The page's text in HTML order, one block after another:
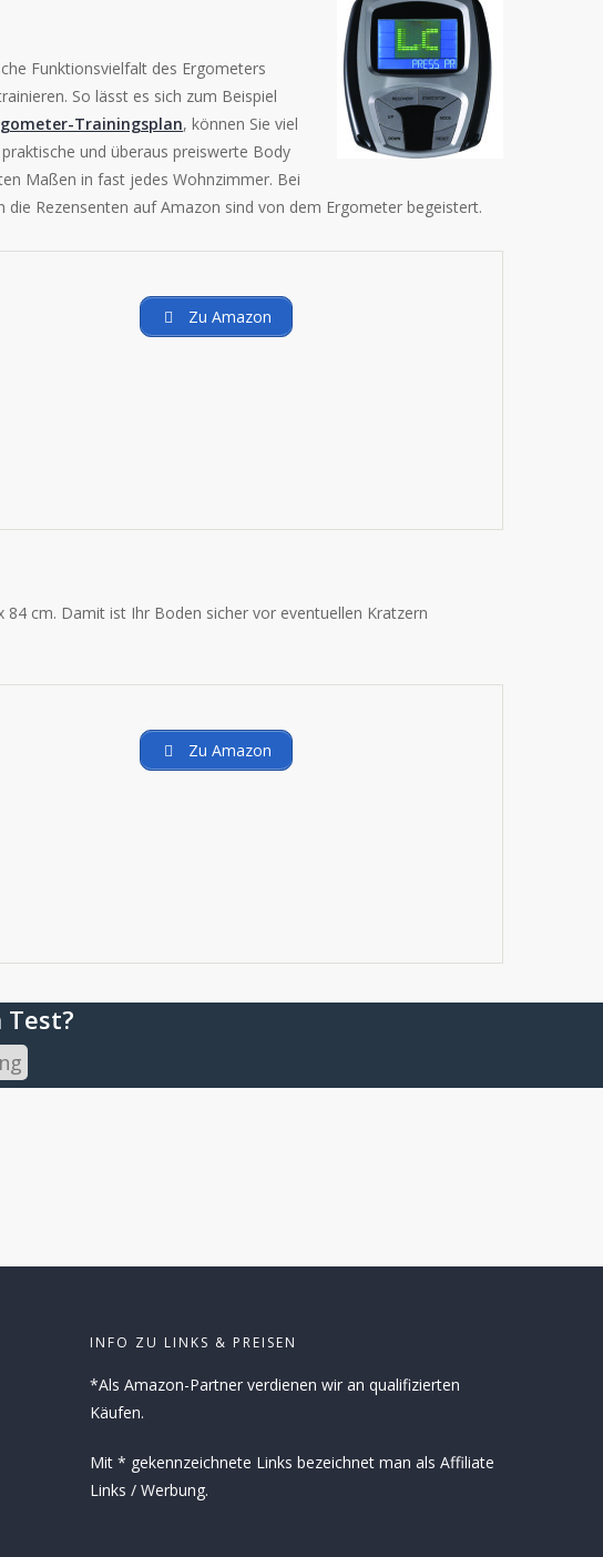
Funktionsvielfalt des Ergometers
So lässt es sich zum Beispiel
Trainingsplan, können Sie viel
und überaus preiswerte Body
Maßen in fast jedes Wohnzimmer. Bei
Rezensenten auf Amazon sind von dem Ergometer begeistert.
Zu Amazon
84 cm. Damit ist Ihr Boden sicher vor eventuellen Kratzern
Zu Amazon
INFO ZU LINKS & PREISEN
*Als Amazon-Partner verdienen wir an qualifizierten
Käufen.
Mit * gekennzeichnete Links bezeichnet man als Affiliate
Links / Werbung.